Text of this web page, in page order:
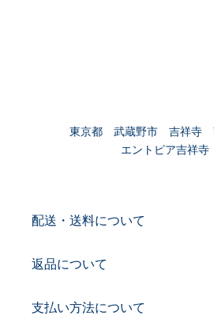
東京都 武蔵野市 吉祥
エントピア吉祥
配送・送料について
返品について
支払い方法について